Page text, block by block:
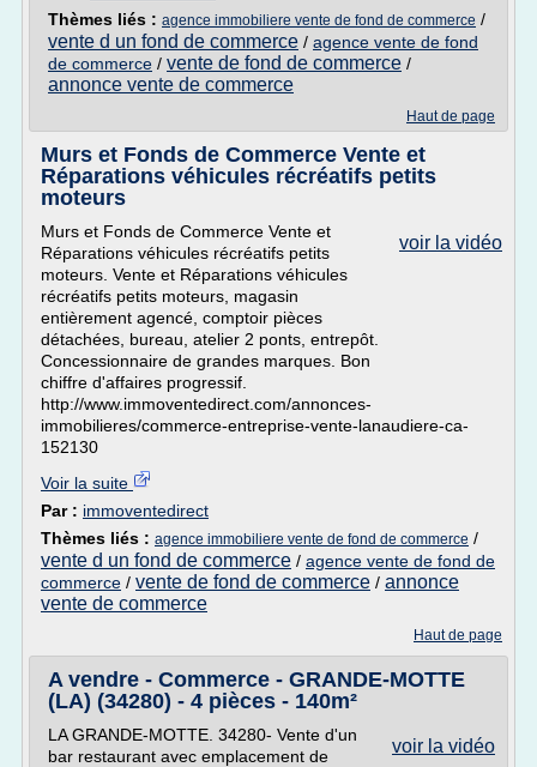
Thèmes liés : agence immobiliere vente de fond de commerce /
vente d un fond de commerce / agence vente de fond
de commerce / vente de fond de commerce /
annonce vente de commerce
Haut de page
Murs et Fonds de Commerce Vente et
Réparations véhicules récréatifs petits
moteurs
voir la vidéo
Murs et Fonds de Commerce Vente et
Réparations véhicules récréatifs petits
moteurs. Vente et Réparations véhicules
récréatifs petits moteurs, magasin
entièrement agencé, comptoir pièces
détachées, bureau, atelier 2 ponts, entrepôt.
Concessionnaire de grandes marques. Bon
chiffre d'affaires progressif.
http://www.immoventedirect.com/annonces-
immobilieres/commerce-entreprise-vente-lanaudiere-ca-
152130
Voir la suite
Par : immoventedirect
Thèmes liés : agence immobiliere vente de fond de commerce /
vente d un fond de commerce / agence vente de fond de
commerce / vente de fond de commerce / annonce
vente de commerce
Haut de page
A vendre - Commerce - GRANDE-MOTTE
(LA) (34280) - 4 pièces - 140m²
voir la vidéo
LA GRANDE-MOTTE. 34280- Vente d'un
bar restaurant avec emplacement de